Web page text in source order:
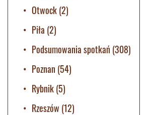
Otwock(2)
Piła (2)
Podsumowania spotkań (308)
Poznan (54)
Rybnik(5)
Rzeszów (12)